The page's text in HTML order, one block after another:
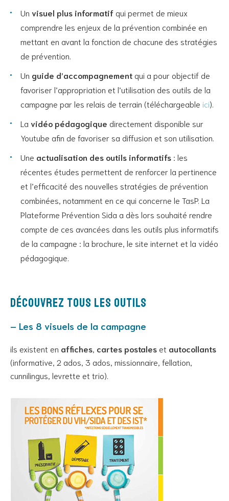
Un visuel plus informatif qui permet de mieux
comprendre les enjeux de la prévention combinée en
mettant en avant la fonction de chacune des stratégies
de prévention.
Un guide d’accompagnement qui a pour objectif de
favoriser l’appropriation et l’utilisation des outils de la
campagne par les relais de terrain (téléchargeable ici).
La vidéo pédagogique directement disponible sur
Youtube afin de favoriser sa diffusion et son utilisation.
Une actualisation des outils informatifs : les
récentes études permettent de renforcer la pertinence
et l’efficacité des nouvelles stratégies de prévention
combinées, notamment en ce qui concerne le TasP. La
Plateforme Prévention Sida a dès lors souhaité rendre
compte de ces avancées dans les outils plus informatifs
de la campagne : la brochure, le site internet et la vidéo
pédagogique.
Découvrez tous les outils
– Les 8 visuels de la campagne
ils existent en affiches cartes postales et autocollants
(informative, 2 ados, 3 ados, missionnaire, fellation,
cunnilingus, levrette et trio).